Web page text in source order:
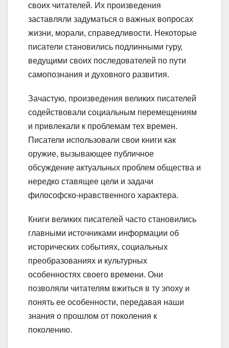
своих читателей. Их произведения
заставляли задуматься о важных вопросах
жизни, морали, справедливости. Некоторые
писатели становились подлинными гуру,
ведущими своих последователей по пути
самопознания и духовного развития.
Зачастую, произведения великих писателей
содействовали социальным перемещениям
и привлекали к проблемам тех времен.
Писатели использовали свои книги как
оружие, вызывающее публичное
обсуждение актуальных проблем общества и
нередко ставящее цели и задачи
философско-нравственного характера.
Книги великих писателей часто становились
главными источниками информации об
исторических событиях, социальных
преобразованиях и культурных
особенностях своего времени. Они
позволяли читателям вжиться в ту эпоху и
понять ее особенности, передавая наши
знания о прошлом от поколения к
поколению.